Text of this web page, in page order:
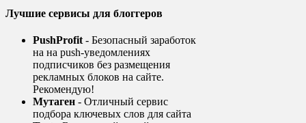
Лучшие сервисы для блоггеров
PushProfit - Безопасный заработок
на на push-уведомлениях
подписчиков без размещения
рекламных блоков на сайте.
Рекомендую!
Мутаген - Отличный сервис
подбора ключевых слов для сайта